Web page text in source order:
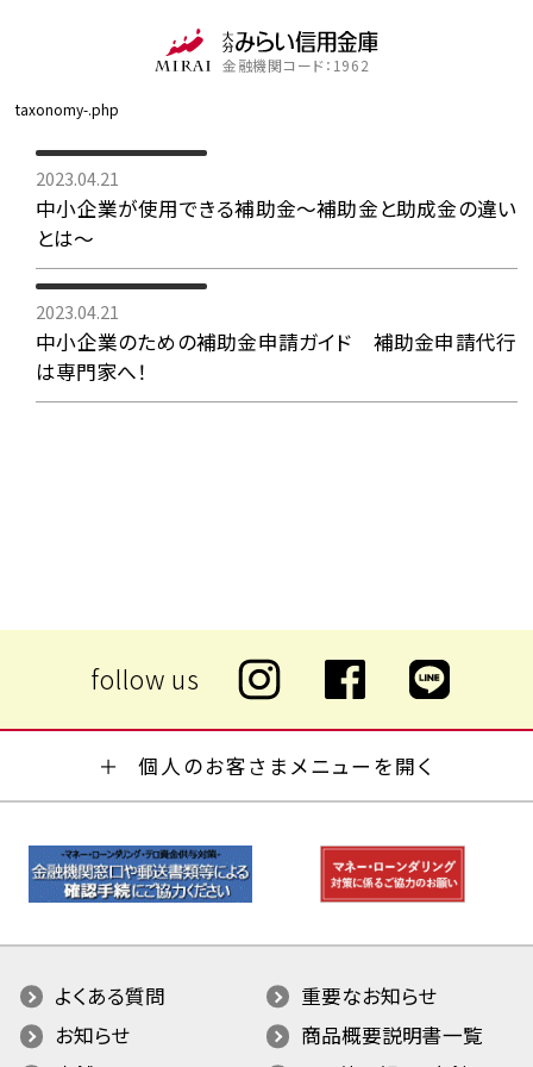
金融機関コード：1962
taxonomy-.php
2023.04.21
中小企業が使用できる補助金〜補助金と助成金の違い
とは〜
2023.04.21
中小企業のための補助金申請ガイド 補助金申請代行
は専門家へ！
個人のお客さまメニューを開く
よくある質問
重要なお知らせ
お知らせ
商品概要説明書一覧